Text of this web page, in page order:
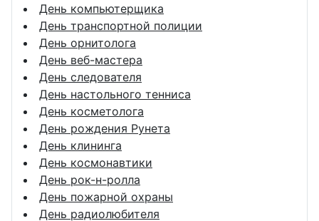
День компьютерщика
День транспортной полиции
День орнитолога
День веб-мастера
День следователя
День настольного тенниса
День косметолога
День рождения Рунета
День клининга
День космонавтики
День рок-н-ролла
День пожарной охраны
День радиолюбителя